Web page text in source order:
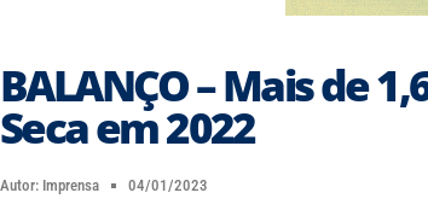
BALANÇO – Mais de
Seca em 2022
Autor: Imprensa 04/01/2023